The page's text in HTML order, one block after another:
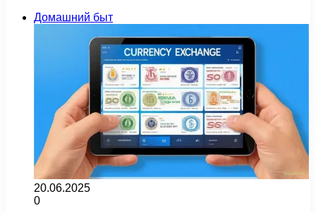
Домашний быт
20.06.2025
0